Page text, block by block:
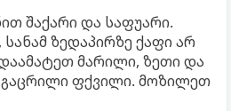
შაქარი და საფუარი.
ზედაპირზე ქაფი არ
მარილი, ზეთი და
ფქვილი. მოზილეთ